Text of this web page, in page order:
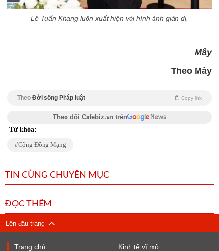
Lê Tuấn Khang luôn xuất hiện với hình ảnh giản dị.
Mây
Theo Mây
Theo Đời sống Pháp luật Copy link
Theo dõi Cafebiz.vn trên
Từ khóa:
Cộng Đồng Mạng
TIN CÙNG CHUYÊN MỤC
ĐỌC THÊM
Lên đầu trang
Trang chủ Kinh tế vĩ mô